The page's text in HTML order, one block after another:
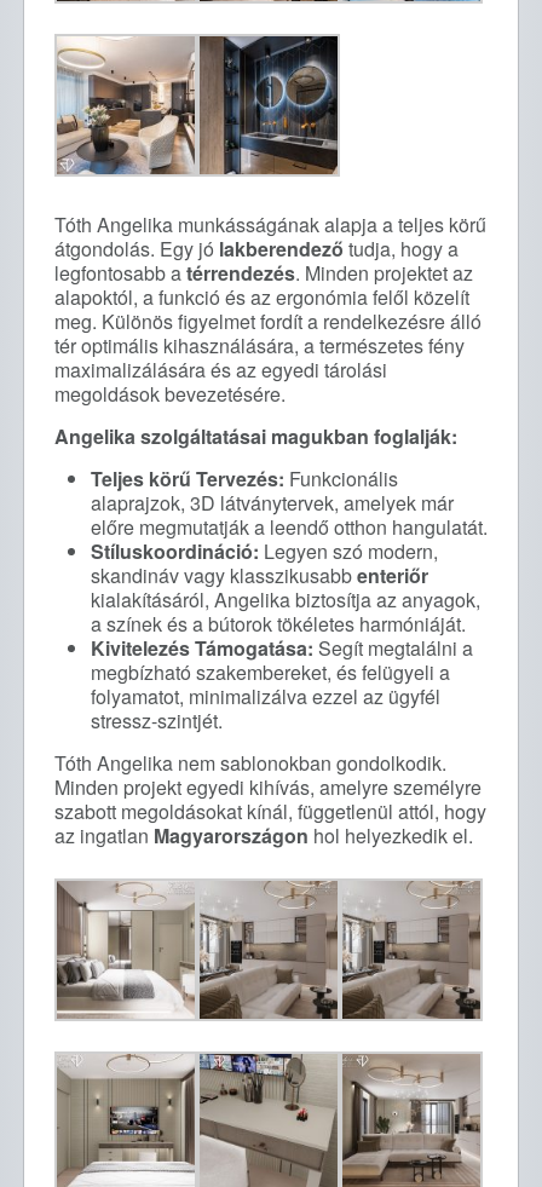
Tóth Angelika munkásságának alapja a teljes körű
átgondolás. Egy jó lakberendező tudja, hogy a
legfontosabb atérrendezés. Minden projektet az
alapoktól, a funkció és az ergonómia felől közelít
meg. Különös figyelmet fordít a rendelkezésre álló
tér optimális kihasználására, a természetes fény
maximalizálására és az egyedi tárolási
megoldások bevezetésére.
Angelika szolgáltatásai magukban foglalják:
Teljes körű Tervezés: Funkcionális
alaprajzok, 3D látványtervek, amelyek már
előre megmutatják a leendő otthon hangulatát.
Stíluskoordináció: Legyen szó modern,
skandináv vagy klasszikusabbenteriőr
kialakításáról, Angelika biztosítja az anyagok,
a színek és a bútorok tökéletes harmóniáját.
Kivitelezés Támogatása: Segít megtalálni a
megbízható szakembereket, és felügyeli a
folyamatot, minimalizálva ezzel az ügyfél
stressz-szintjét.
Tóth Angelika nem sablonokban gondolkodik.
Minden projekt egyedi kihívás, amelyre személyre
szabott megoldásokat kínál, függetlenül attól, hogy
az ingatlan Magyarországon hol helyezkedik el.